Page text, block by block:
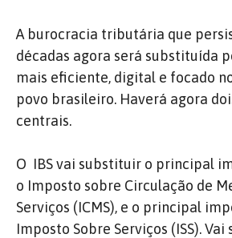
A burocracia tributária que
décadas agora será substituída
mais eficiente, digital e focado
povo brasileiro. Haverá agora
centrais.
O IBS vai substituir o principal
o Imposto sobre Circulação de
Serviços (ICMS), e o principal
Imposto Sobre Serviços (ISS).